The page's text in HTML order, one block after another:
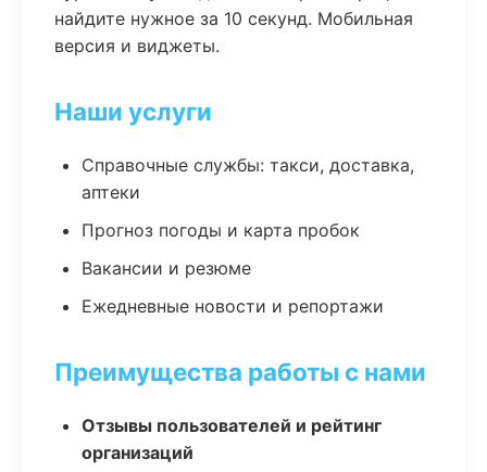
найдите нужное за 10 секунд. Мобильная
версия и виджеты.
Наши услуги
Справочные службы: такси, доставка,
аптеки
Прогноз погоды и карта пробок
Вакансии и резюме
Ежедневные новости и репортажи
Преимущества работы с нами
Отзывы пользователей и рейтинг
организаций